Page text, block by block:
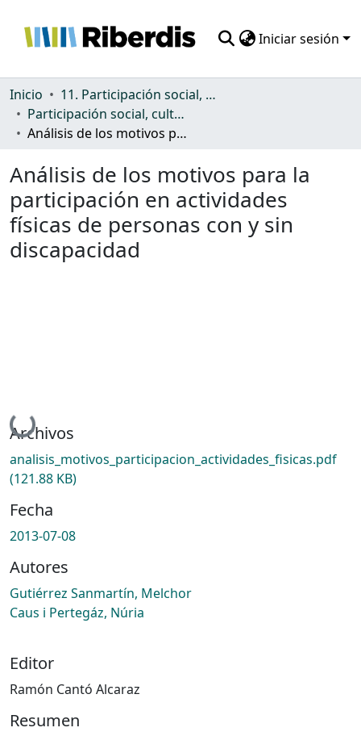
Iniciar sesión
Comunidades
Todo DSpace
Inicio
11. Participación social, cultural y política
Participación social, cultural y política
Análisis de los motivos para la participación en actividades físicas de personas con y sin discapacidad
Análisis de los motivos para la
participación en actividades
físicas de personas con y sin
discapacidad
Cargando...
Archivos
analisis_motivos_participacion_actividades_fisicas.pdf
(121.88 KB)
Fecha
2013-07-08
Autores
Gutiérrez Sanmartín, Melchor
Caus i Pertegáz, Núria
Editor
Ramón Cantó Alcaraz
Resumen